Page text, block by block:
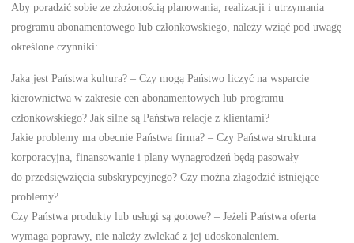
Aby poradzić sobie ze złożonością planowania, realizacji i utrzymania
programu abonamentowego lub członkowskiego, należy wziąć pod uwagę
określone czynniki:
Jaka jest Państwa kultura? – Czy mogą Państwo liczyć na wsparcie
kierownictwa w zakresie cen abonamentowych lub programu
członkowskiego? Jak silne są Państwa relacje z klientami?
Jakie problemy ma obecnie Państwa firma? – Czy Państwa struktura
korporacyjna, finansowanie i plany wynagrodzeń będą pasowały
do przedsięwzięcia subskrypcyjnego? Czy można złagodzić istniejące
problemy?
Czy Państwa produkty lub usługi są gotowe? – Jeżeli Państwa oferta
wymaga poprawy, nie należy zwlekać z jej udoskonaleniem.